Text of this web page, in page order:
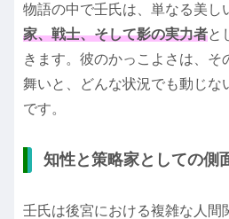
物語の中で壬氏は、単なる美し
家、戦士、そして影の実力者と
きます。彼のかっこよさは、そ
舞いと、どんな状況でも動じな
です。
知性と策略家としての側
壬氏は後宮における複雑な人間